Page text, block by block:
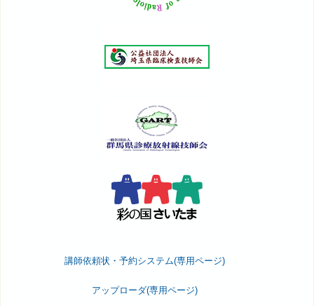
講師依頼状・予約システム(専用ページ)
アップローダ(専用ページ)